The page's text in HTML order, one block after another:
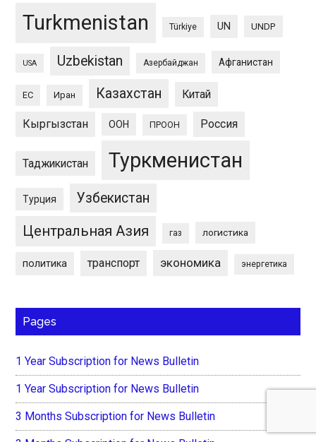
Turkmenistan Türkiye UN UNDP
USA Uzbekistan Азербайджан Афганистан
ЕС Иран Казахстан Китай
Кыргызстан ООН ПРООН Россия
Таджикистан Туркменистан
Турция Узбекистан
Центральная Азия газ логистика
политика транспорт экономика энергетика
Pages
1 Year Subscription for News Bulletin
1 Year Subscription for News Bulletin
3 Months Subscription for News Bulletin